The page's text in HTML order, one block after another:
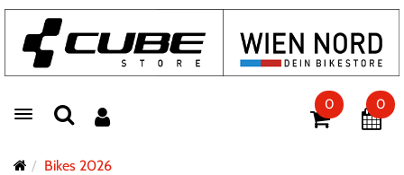
Toggle navigation
0 0
Bikes 2026